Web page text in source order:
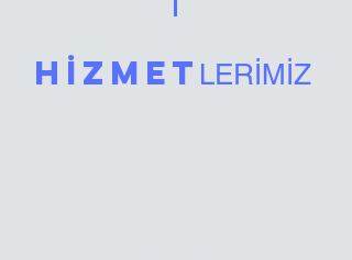
HİZMET LERİMİZ